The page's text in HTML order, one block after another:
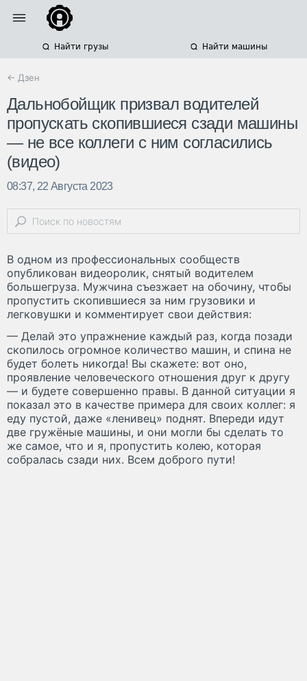
Найти грузы Найти машины
← Дзен
Дальнобойщик призвал водителей
пропускать скопившиеся сзади машины
— не все коллеги с ним согласились
(видео)
08:37, 22 Августа 2023
В одном из профессиональных сообществ
опубликован видеоролик, снятый водителем
большегруза. Мужчина съезжает на обочину, чтобы
пропустить скопившиеся за ним грузовики и
легковушки и комментирует свои действия:
— Делай это упражнение каждый раз, когда позади
скопилось огромное количество машин, и спина не
будет болеть никогда! Вы скажете: вот оно,
проявление человеческого отношения друг к другу
— и будете совершенно правы. В данной ситуации я
показал это в качестве примера для своих коллег: я
еду пустой, даже «ленивец» поднят. Впереди идут
две гружёные машины, и они могли бы сделать то
же самое, что и я, пропустить колею, которая
собралась сзади них. Всем доброго пути!